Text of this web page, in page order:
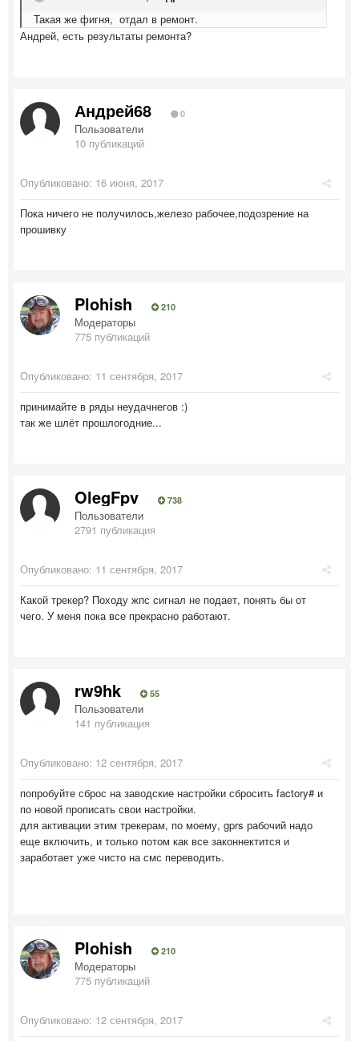
Такая же фигня, отдал в ремонт.
Андрей, есть результаты ремонта?
Андрей68 0
Пользователи
10 публикаций
Опубликовано: 16 июня, 2017
Пока ничего не получилось,железо рабочее,подозрение на
прошивку
Plohish 210
Модераторы
775 публикаций
Опубликовано: 11 сентября, 2017
принимайте в ряды неудачнегов :)
так же шлёт прошлогодние...
OlegFpv 738
Пользователи
2791 публикация
Опубликовано: 11 сентября, 2017
Какой трекер? Походу жпс сигнал не подает, понять бы от
чего. У меня пока все прекрасно работают.
rw9hk 55
Пользователи
141 публикация
Опубликовано: 12 сентября, 2017
попробуйте сброс на заводские настройки сбросить factory# и
по новой прописать свои настройки.
для активации этим трекерам, по моему, gprs рабочий надо
еще включить, и только потом как все законнектится и
заработает уже чисто на смс переводить.
Plohish 210
Модераторы
775 публикаций
Опубликовано: 12 сентября, 2017